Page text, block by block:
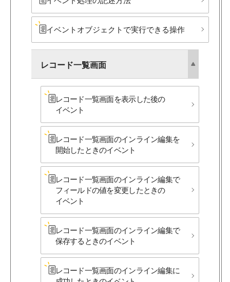
イベントオブジェクトで​実行できる​操作
レコード一覧画面
レコード一覧画面を​表示した後の​
イベント
レコード一覧画面の​インライン編集を​
開始した​ときの​イベント
レコード一覧画面の​インライン編集で​
フィールドの​値を​変更した​ときの​
イベント
レコード一覧画面の​インライン編集で​
保存する​ときの​イベント
レコード一覧画面の​インライン編集に​